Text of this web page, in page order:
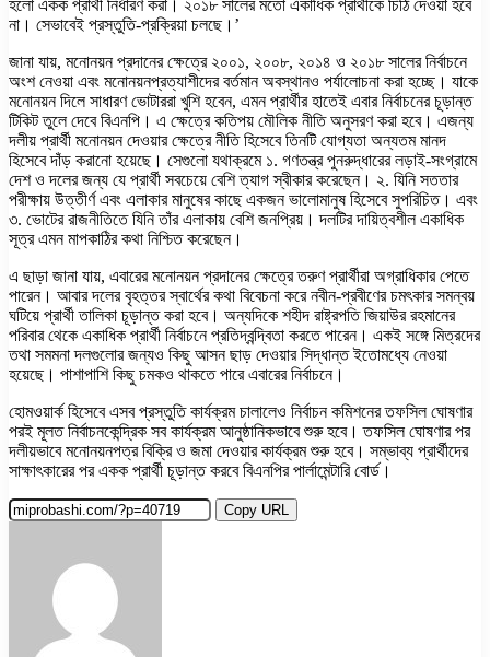
হলো একক প্রার্থী নির্ধারণ করা। ২০১৮ সালের মতো একাধিক প্রার্থীকে চিঠি দেওয়া হবে
না। সেভাবেই প্রস্তুতি-প্রক্রিয়া চলছে।’
জানা যায়, মনোনয়ন প্রদানের ক্ষেত্রে ২০০১, ২০০৮, ২০১৪ ও ২০১৮ সালের নির্বাচনে
অংশ নেওয়া এবং মনোনয়নপ্রত্যাশীদের বর্তমান অবস্থানও পর্যালোচনা করা হচ্ছে। যাকে
মনোনয়ন দিলে সাধারণ ভোটাররা খুশি হবেন, এমন প্রার্থীর হাতেই এবার নির্বাচনের চূড়ান্ত
টিকিট তুলে দেবে বিএনপি। এ ক্ষেত্রে কতিপয় মৌলিক নীতি অনুসরণ করা হবে। এজন্য
দলীয় প্রার্থী মনোনয়ন দেওয়ার ক্ষেত্রে নীতি হিসেবে তিনটি যোগ্যতা অন্যতম মানদ
হিসেবে দাঁড় করানো হয়েছে। সেগুলো যথাক্রমে ১. গণতন্ত্র পুনরুদ্ধারের লড়াই-সংগ্রামে
দেশ ও দলের জন্য যে প্রার্থী সবচেয়ে বেশি ত্যাগ স্বীকার করেছেন। ২. যিনি সততার
পরীক্ষায় উত্তীর্ণ এবং এলাকার মানুষের কাছে একজন ভালোমানুষ হিসেবে সুপরিচিত। এবং
৩. ভোটের রাজনীতিতে যিনি তাঁর এলাকায় বেশি জনপ্রিয়। দলটির দায়িত্বশীল একাধিক
সূত্র এমন মাপকাঠির কথা নিশ্চিত করেছেন।
এ ছাড়া জানা যায়, এবারের মনোনয়ন প্রদানের ক্ষেত্রে তরুণ প্রার্থীরা অগ্রাধিকার পেতে
পারেন। আবার দলের বৃহত্তর স্বার্থের কথা বিবেচনা করে নবীন-প্রবীণের চমৎকার সমন্বয়
ঘটিয়ে প্রার্থী তালিকা চূড়ান্ত করা হবে। অন্যদিকে শহীদ রাষ্ট্রপতি জিয়াউর রহমানের
পরিবার থেকে একাধিক প্রার্থী নির্বাচনে প্রতিদ্বন্দ্বিতা করতে পারেন। একই সঙ্গে মিত্রদের
তথা সমমনা দলগুলোর জন্যও কিছু আসন ছাড় দেওয়ার সিদ্ধান্ত ইতোমধ্যে নেওয়া
হয়েছে। পাশাপাশি কিছু চমকও থাকতে পারে এবারের নির্বাচনে।
হোমওয়ার্ক হিসেবে এসব প্রস্তুতি কার্যক্রম চালালেও নির্বাচন কমিশনের তফসিল ঘোষণার
পরই মূলত নির্বাচনকেন্দ্রিক সব কার্যক্রম আনুষ্ঠানিকভাবে শুরু হবে। তফসিল ঘোষণার পর
দলীয়ভাবে মনোনয়নপত্র বিক্রি ও জমা দেওয়ার কার্যক্রম শুরু হবে। সম্ভাব্য প্রার্থীদের
সাক্ষাৎকারের পর একক প্রার্থী চূড়ান্ত করবে বিএনপির পার্লামেন্টারি বোর্ড।
Copy URL